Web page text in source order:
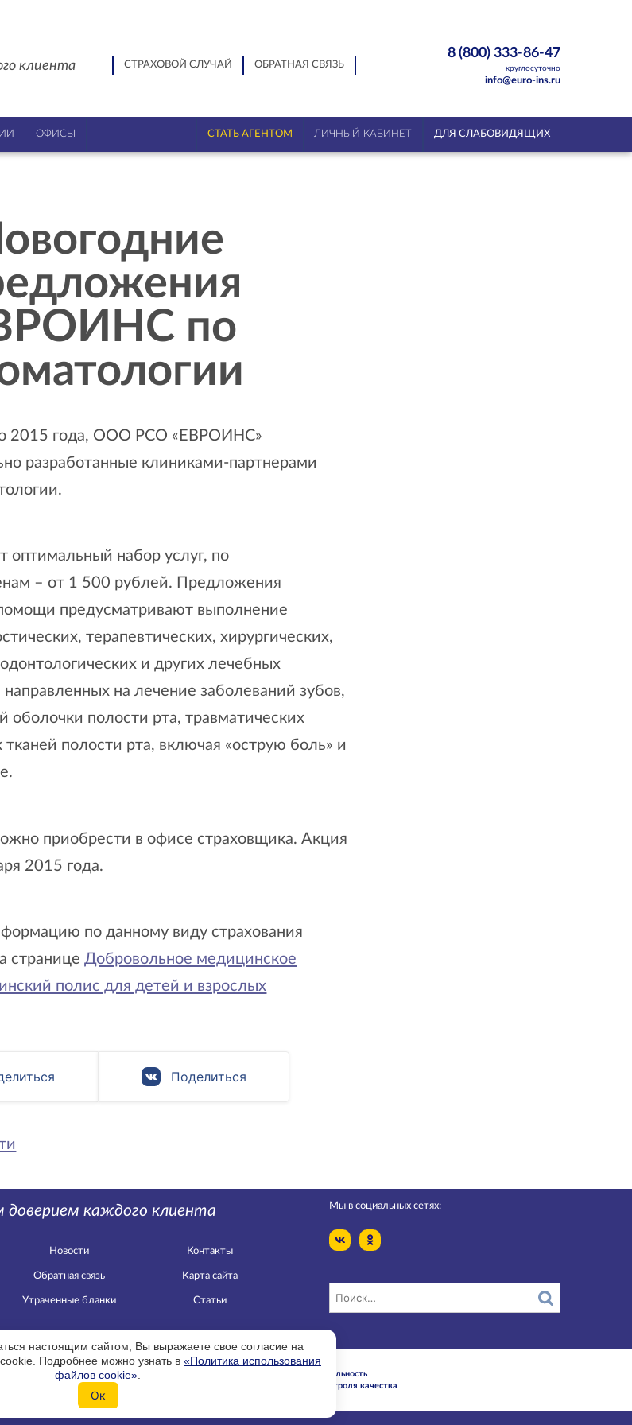
клиента СТРАХОВОЙ СЛУЧАЙ ОБРАТНАЯ СВЯЗЬ
8 (800) 333-86-47
круглосуточно
info@euro-ins.ru
ОФИСЫ СТАТЬ АГЕНТОМ ЛИЧНЫЙ КАБИНЕТ ДЛЯ СЛАБОВИДЯЩИХ
по
2015 года, ООО РСО «ЕВРОИНС»
разработанные клиниками-партнерами
оптимальный набор услуг, по
– от 1 500 рублей. Предложения
предусматривают выполнение
терапевтических, хирургических,
и других лечебных
направленных на лечение заболеваний зубов,
оболочки полости рта, травматических
полости рта, включая «острую боль» и
приобрести в офисе страховщика. Акция
2015 года.
по данному виду страхования
страницеДобровольное медицинское
полис для детей и взрослых
Поделиться
каждого клиента
Новости
Обратная связь
Утраченные бланки
Контакты
Карта сайта
Статьи
Мы в социальных сетях:
СИ № 3954, ОС № 3954-03, ПС № 3954
Конфидециальность
Служба контроля качества
настоящим сайтом, Вы выражаете свое согласие на
Подробнее можно узнать в «Политика использования
файлов cookie»
Ок